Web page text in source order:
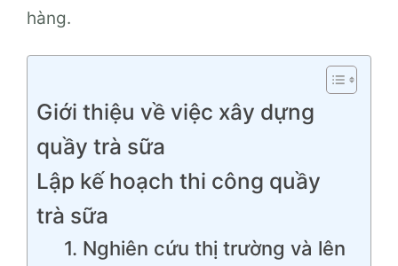
hàng.
Giới thiệu về việc xây dựng
quầy trà sữa
Lập kế hoạch thi công quầy
trà sữa
1. Nghiên cứu thị trường và lên